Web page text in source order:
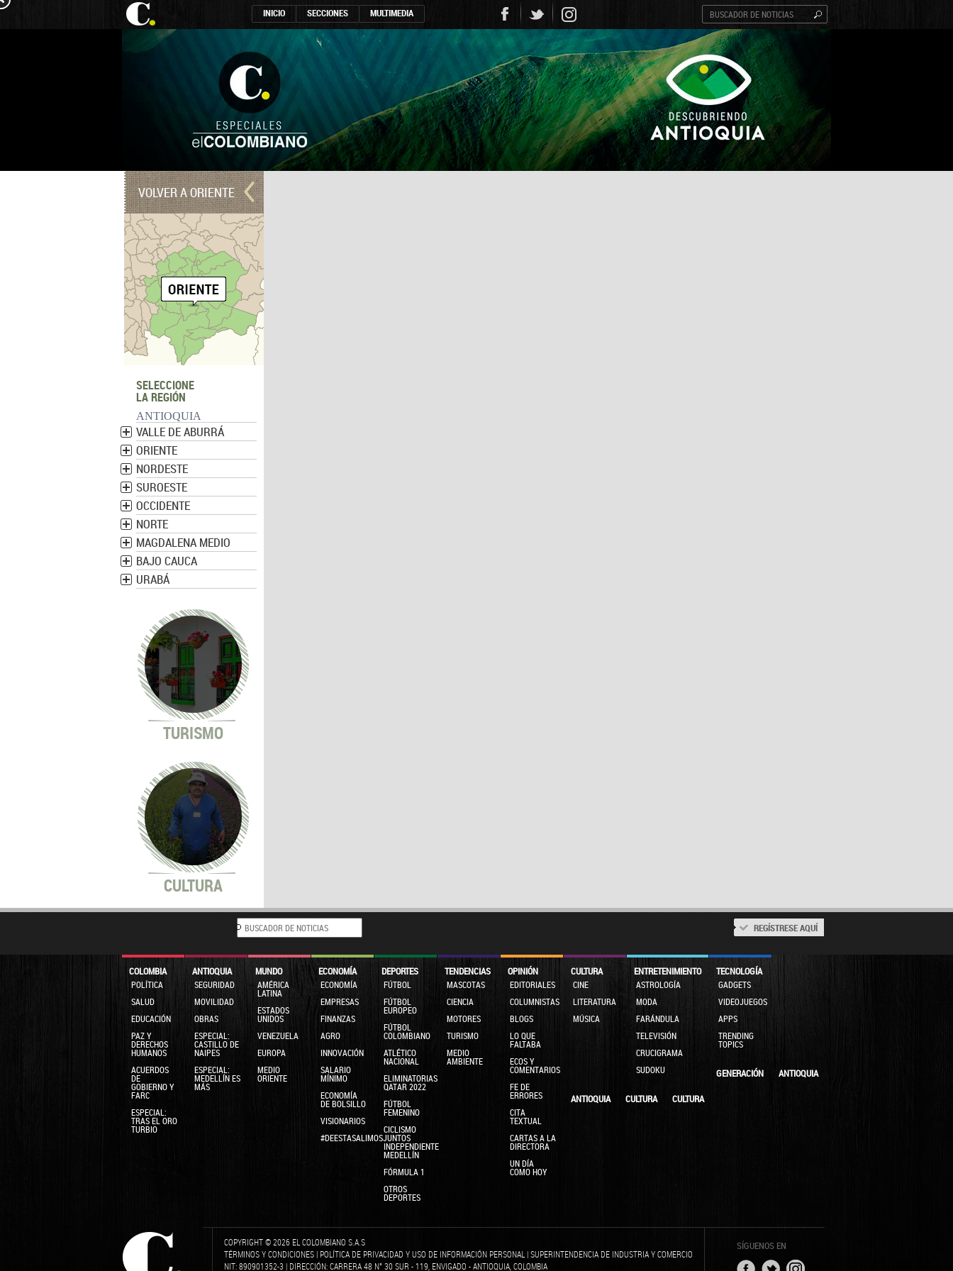
INICIO SECCIONES MULTIMEDIA
VOLVER A ORIENTE
SELECCIONE
LA REGIÓN
ANTIOQUIA
VALLE DE ABURRÁ
ORIENTE
NORDESTE
SUROESTE
OCCIDENTE
NORTE
MAGDALENA MEDIO
BAJO CAUCA
URABÁ
TURISMO
CULTURA
REGÍSTRESE AQUÍ
COLOMBIA
POLÍTICA
SALUD
EDUCACIÓN
PAZ Y
DERECHOS
HUMANOS
ACUERDOS
DE
GOBIERNO Y
FARC
ESPECIAL:
TRAS EL ORO
TURBIO
ANTIOQUIA
SEGURIDAD
MOVILIDAD
OBRAS
ESPECIAL:
CASTILLO DE
NAIPES
ESPECIAL:
MEDELLÍN ES
MÁS
MUNDO
AMÉRICA
LATINA
ESTADOS
UNIDOS
VENEZUELA
EUROPA
MEDIO
ORIENTE
ECONOMÍA
ECONOMÍA
EMPRESAS
FINANZAS
AGRO
INNOVACIÓN
SALARIO
MÍNIMO
ECONOMÍA
DE BOLSILLO
VISIONARIOS
#DEESTASALIMOSJUNTOS
DEPORTES
FÚTBOL
FÚTBOL
EUROPEO
FÚTBOL
COLOMBIANO
ATLÉTICO
NACIONAL
ELIMINATORIAS
QATAR 2022
FÚTBOL
FEMENINO
CICLISMO
INDEPENDIENTE
MEDELLÍN
FÓRMULA 1
OTROS
DEPORTES
TENDENCIAS
MASCOTAS
CIENCIA
MOTORES
TURISMO
MEDIO
AMBIENTE
OPINIÓN
EDITORIALES
COLUMNISTAS
BLOGS
LO QUE
FALTABA
ECOS Y
COMENTARIOS
FE DE
ERRORES
CITA
TEXTUAL
CARTAS A LA
DIRECTORA
UN DÍA
COMO HOY
CULTURA
CINE
LITERATURA
MÚSICA
ENTRETENIMIENTO
ASTROLOGÍA
MODA
FARÁNDULA
TELEVISIÓN
CRUCIGRAMA
SUDOKU
TECNOLOGÍA
GADGETS
VIDEOJUEGOS
APPS
TRENDING
TOPICS
GENERACIÓN
ANTIOQUIA
ANTIOQUIA
CULTURA CULTURA
COPYRIGHT © 2026 EL COLOMBIANO S.A.S
TÉRMINOS Y CONDICIONES | POLÍTICA DE PRIVACIDAD Y USO DE INFORMACIÓN PERSONAL |SUPERINTENDENCIA DE INDUSTRIA Y COMERCIO
NIT: 890901352-3 | DIRECCIÓN: CARRERA 48 N° 30 SUR - 119, ENVIGADO - ANTIOQUIA, COLOMBIA
SÍGUENOS EN